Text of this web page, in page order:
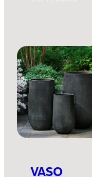
VASO